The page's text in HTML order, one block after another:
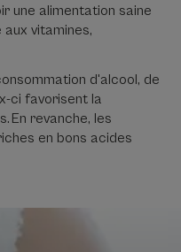
une alimentation saine
vitamines,
d'alcool, de
ci favorisent la
En revanche, ​les
en bons acides